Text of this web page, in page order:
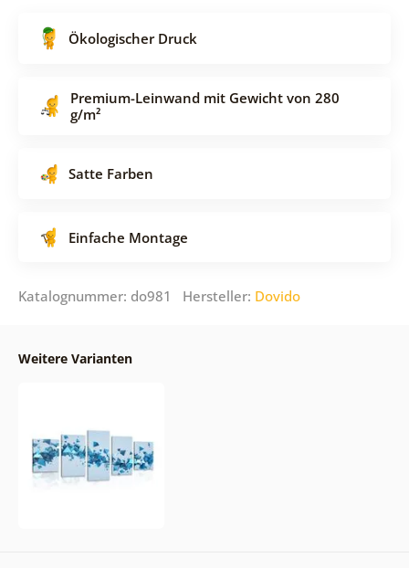
Ökologischer Druck
Premium-Leinwand mit Gewicht von 280
g/m²
Satte Farben
Einfache Montage
Katalognummer: do981 Hersteller: Dovido
Weitere Varianten